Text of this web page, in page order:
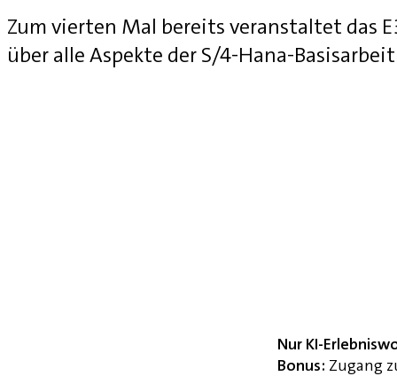
Zum vierten Mal bereits veranstaltet das
über alle Aspekte der S/4-Hana-
Nur KI-
Bonus: Zugang